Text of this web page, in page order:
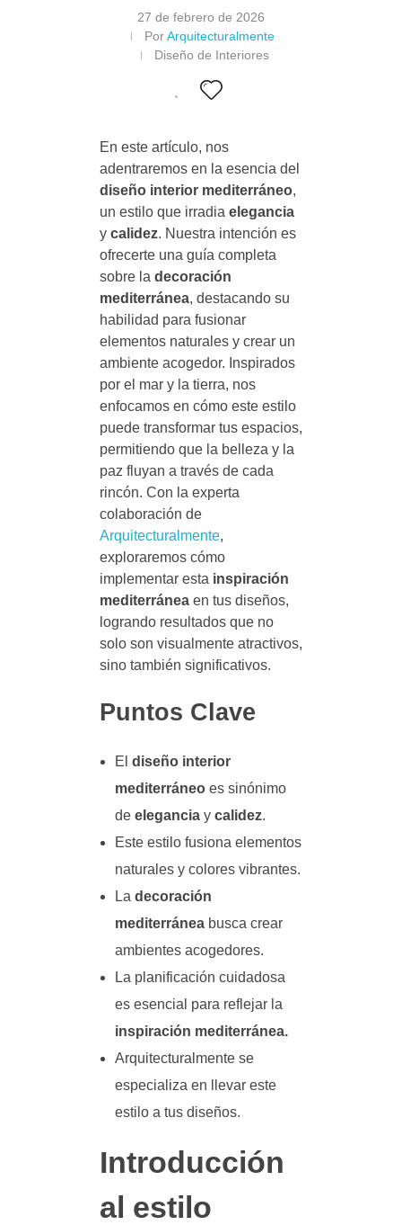
27 de febrero de 2026
Por Arquitecturalmente
Diseño de Interiores
En este artículo, nos
adentraremos en la esencia del
diseño interior mediterráneo,
un estilo que irradia elegancia
y calidez. Nuestra intención es
ofrecerte una guía completa
sobre la decoración
mediterránea, destacando su
habilidad para fusionar
elementos naturales y crear un
ambiente acogedor. Inspirados
por el mar y la tierra, nos
enfocamos en cómo este estilo
puede transformar tus espacios,
permitiendo que la belleza y la
paz fluyan a través de cada
rincón. Con la experta
colaboración de
Arquitecturalmente,
exploraremos cómo
implementar esta inspiración
mediterráneaen tus diseños,
logrando resultados que no
solo son visualmente atractivos,
sino también significativos.
Puntos Clave
Eldiseño interior
mediterráneo es sinónimo
deelegancia ycalidez.
Este estilo fusiona elementos
naturales y colores vibrantes.
Ladecoración
mediterránea busca crear
ambientes acogedores.
La planificación cuidadosa
es esencial para reflejar la
inspiración mediterránea.
Arquitecturalmente se
especializa en llevar este
estilo a tus diseños.
Introducción
al estilo